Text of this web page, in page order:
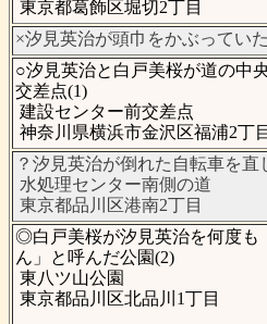
東京都葛飾区堀切2丁目
×汐見英治が頭巾をかぶってい
○汐見英治と白戸美桜が道の中
交差点(1)
建設センター前交差点
神奈川県横浜市金沢区福浦2丁目
？汐見英治が倒れた自転車を直
水処理センター南側の道
東京都品川区港南2丁目
◎白戸美桜が汐見英治を何度も
ん」と呼んだ公園(2)
東八ツ山公園
東京都品川区北品川1丁目